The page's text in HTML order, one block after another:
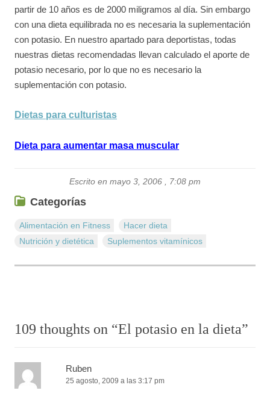
partir de 10 años es de 2000 miligramos al día. Sin embargo
con una dieta equilibrada no es necesaria la suplementación
con potasio. En nuestro apartado para deportistas, todas
nuestras dietas recomendadas llevan calculado el aporte de
potasio necesario, por lo que no es necesario la
suplementación con potasio.
Dietas para culturistas
Dieta para aumentar masa muscular
Escrito en mayo 3, 2006 , 7:08 pm
Categorías
Alimentación en Fitness
Hacer dieta
Nutrición y dietética
Suplementos vitamí­nicos
109 thoughts on “El potasio en la dieta”
Ruben
25 agosto, 2009 a las 3:17 pm